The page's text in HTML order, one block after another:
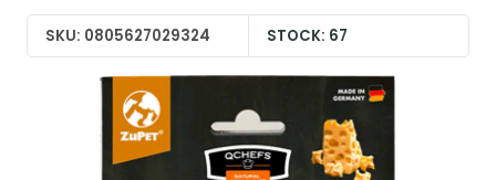
SKU: 0805627029324 STOCK: 67